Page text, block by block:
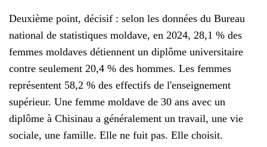
Deuxième point, décisif : selon les données du Bureau
national de statistiques moldave, en 2024, 28,1 % des
femmes moldaves détiennent un diplôme universitaire
contre seulement 20,4 % des hommes. Les femmes
représentent 58,2 % des effectifs de l'enseignement
supérieur. Une femme moldave de 30 ans avec un
diplôme à Chisinau a généralement un travail, une vie
sociale, une famille. Elle ne fuit pas. Elle choisit.